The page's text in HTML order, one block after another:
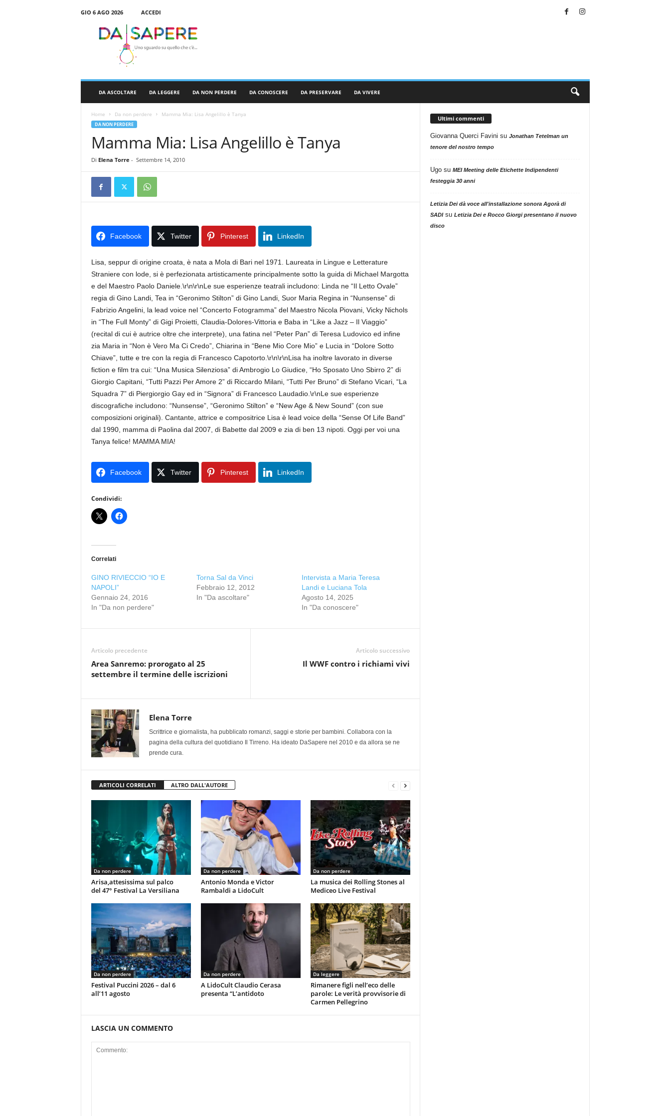
GIO 6 AGO 2026
ACCEDI
DA ASCOLTARE DA LEGGERE DA NON PERDERE DA CONOSCERE DA PRESERVARE DA VIVERE
Home Da non perdere Mamma Mia: Lisa Angelillo è Tanya
DA NON PERDERE
Mamma Mia: Lisa Angelillo è Tanya
Di Elena Torre - Settembre 14, 2010
Facebook Twitter Pinterest LinkedIn
Lisa, seppur di origine croata, è nata a Mola di Bari nel 1971. Laureata in Lingue e Letterature
Straniere con lode, si è perfezionata artisticamente principalmente sotto la guida di Michael Margotta
e del Maestro Paolo Daniele.\r\n\r\nLe sue esperienze teatrali includono: Linda ne “Il Letto Ovale”
regia di Gino Landi, Tea in “Geronimo Stilton” di Gino Landi, Suor Maria Regina in “Nunsense” di
Fabrizio Angelini, la lead voice nel “Concerto Fotogramma” del Maestro Nicola Piovani, Vicky Nichols
in “The Full Monty” di Gigi Proietti, Claudia-Dolores-Vittoria e Baba in “Like a Jazz – Il Viaggio”
(recital di cui è autrice oltre che interprete), una fatina nel “Peter Pan” di Teresa Ludovico ed infine
zia Maria in “Non è Vero Ma Ci Credo”, Chiarina in “Bene Mio Core Mio” e Lucia in “Dolore Sotto
Chiave”, tutte e tre con la regia di Francesco Capotorto.\r\n\r\nLisa ha inoltre lavorato in diverse
fiction e film tra cui: “Una Musica Silenziosa” di Ambrogio Lo Giudice, “Ho Sposato Uno Sbirro 2” di
Giorgio Capitani, “Tutti Pazzi Per Amore 2” di Riccardo Milani, “Tutti Per Bruno” di Stefano Vicari, “La
Squadra 7” di Piergiorgio Gay ed in “Signora” di Francesco Laudadio.\r\nLe sue esperienze
discografiche includono: “Nunsense”, “Geronimo Stilton” e “New Age & New Sound” (con sue
composizioni originali). Cantante, attrice e compositrice Lisa è lead voice della “Sense Of Life Band”
dal 1990, mamma di Paolina dal 2007, di Babette dal 2009 e zia di ben 13 nipoti. Oggi per voi una
Tanya felice! MAMMA MIA!
Facebook Twitter Pinterest LinkedIn
Condividi:
Correlati
GINO RIVIECCIO “IO E
NAPOLI”
Gennaio 24, 2016
In "Da non perdere"
Torna Sal da Vinci
Febbraio 12, 2012
In "Da ascoltare"
Intervista a Maria Teresa
Landi e Luciana Tola
Agosto 14, 2025
In "Da conoscere"
Articolo precedente
Area Sanremo: prorogato al 25
settembre il termine delle iscrizioni
Articolo successivo
Il WWF contro i richiami vivi
Elena Torre
Scrittrice e giornalista, ha pubblicato romanzi, saggi e storie per bambini. Collabora con la
pagina della cultura del quotidiano Il Tirreno. Ha ideato DaSapere nel 2010 e da allora se ne
prende cura.
ARTICOLI CORRELATI ALTRO DALL'AUTORE
Da non perdere
Arisa,attesissima sul palco
del 47° Festival La Versiliana
Da non perdere
Antonio Monda e Victor
Rambaldi a LidoCult
Da non perdere
La musica dei Rolling Stones al
Mediceo Live Festival
Da non perdere
Festival Puccini 2026 – dal 6
all’11 agosto
Da non perdere
A LidoCult Claudio Cerasa
presenta “L’antidoto
Da leggere
Rimanere figli nell’eco delle
parole: Le verità provvisorie di
Carmen Pellegrino
LASCIA UN COMMENTO
Ultimi commenti
Giovanna Querci Favini su Jonathan Tetelman un
tenore del nostro tempo
Ugosu MEI Meeting delle Etichette Indipendenti
festeggia 30 anni
Letizia Dei dà voce all'installazione sonora Agorà di
SADIsu Letizia Dei e Rocco Giorgi presentano il nuovo
disco